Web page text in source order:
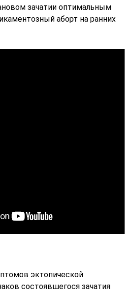
зачатии оптимальным
аборт на ранних
эктопической
состоявшегося зачатия